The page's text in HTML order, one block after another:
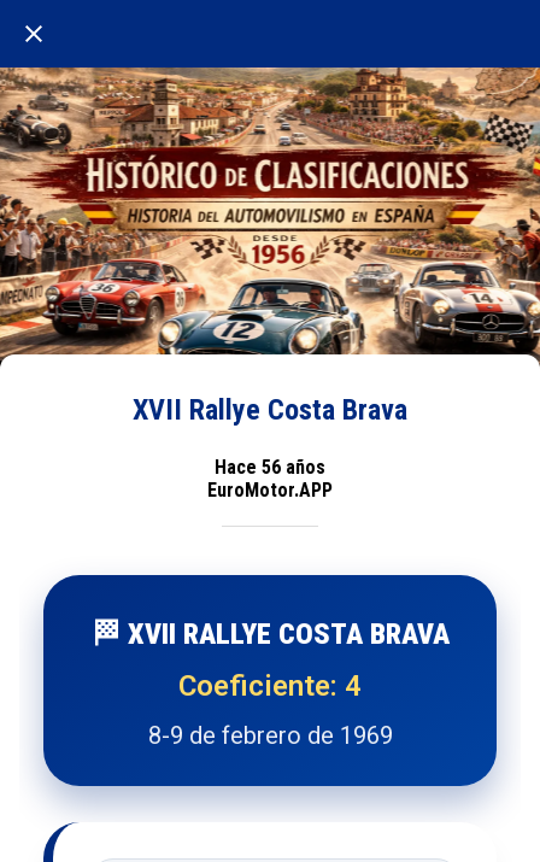
XVII Rallye Costa Brava
Hace 56 años
EuroMotor.APP
🏁 XVII RALLYE COSTA BRAVA
Coeficiente: 4
8-9 de febrero de 1969